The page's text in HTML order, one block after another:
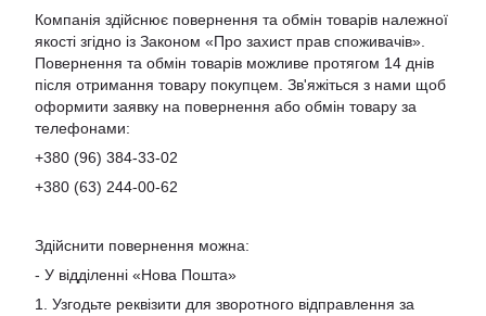
Компанія здійснює повернення та обмін товарів належної
якості згідно із Законом «Про захист прав споживачів».
Повернення та обмін товарів можливе протягом 14 днів
після отримання товару покупцем. Зв'яжіться з нами щоб
оформити заявку на повернення або обмін товару за
телефонами:
+380 (96) 384-33-02
+380 (63) 244-00-62
Здійснити повернення можна:
- У відділенні «Нова Пошта»
1. Узгодьте реквізити для зворотного відправлення за